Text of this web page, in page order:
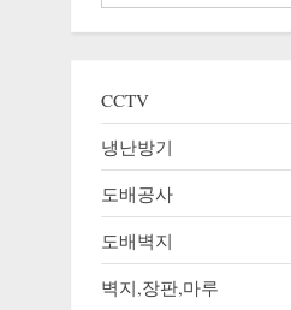
CCTV
냉난방기
도배공사
도배벽지
벽지,장판,마루